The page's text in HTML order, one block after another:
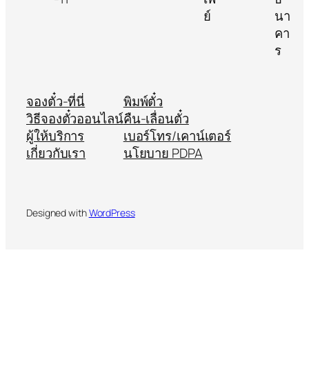
จองตั๋ว-ที่นี่
วิธีจองตั๋วออนไลน์
ผู้ให้บริการ
เกี่ยวกับเรา
พิมพ์ตั๋ว
คืน-เลื่อนตั๋ว
เบอร์โทร/เคาน์เตอร์
นโยบาย PDPA
Designed withWordPress